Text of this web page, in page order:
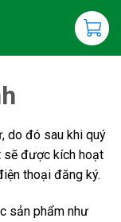
do đó sau khi quý
sẽ được kích hoạt
thoại đăng ký.
sản phẩm như